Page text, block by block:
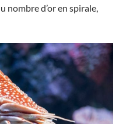
nombre d’or en spirale,